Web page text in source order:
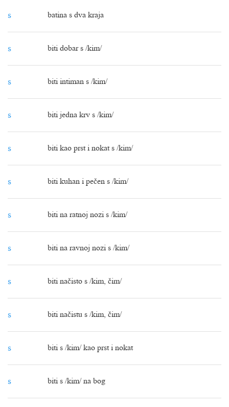
s batina s dva kraja
s biti dobar s /kim/
s biti intiman s /kim/
s biti jedna krv s /kim/
s biti kao prst i nokat s /kim/
s biti kuhan i pečen s /kim/
s biti na ratnoj nozi s /kim/
s biti na ravnoj nozi s /kim/
s biti načisto s /kim, čim/
s biti načistu s /kim, čim/
s biti s /kim/ kao prst i nokat
s biti s /kim/ na bog